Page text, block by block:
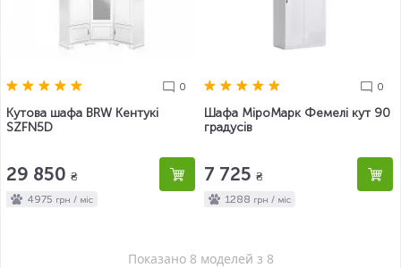
0
Кутова шафа BRW Кентукі
SZFN5D
29 850 ₴
4975 грн / міс
0
Шафа МіроМарк Фемелі кут 90
градусів
7 725 ₴
1288 грн / міс
Показано 8 моделей з 8